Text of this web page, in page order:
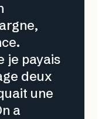
je payais
deux
une
a